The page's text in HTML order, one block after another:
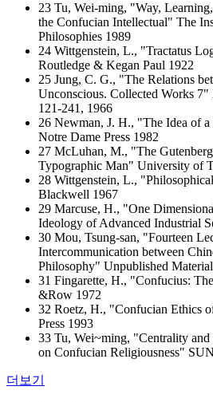
23 Tu, Wei-ming, "Way,
the Confucian Intellectual" The
Philosophies 1989
24 Wittgenstein, L., "Tractatus
Routledge & Kegan Paul 1922
25 Jung, C. G., "The Relations
Unconscious. Collected Works 7"
121-241, 1966
26 Newman, J. H., "The Idea of
Notre Dame Press 1982
27 McLuhan, M., "The
Typographic Man" University of
28 Wittgenstein, L.,
Blackwell 1967
29 Marcuse, H., "One
Ideology of Advanced Industrial
30 Mou, Tsung-san, "Fourteen
Intercommunication between
Philosophy" Unpublished
31 Fingarette, H., "Confucius:
&Row 1972
32 Roetz, H., "Confucian Ethics
Press 1993
33 Tu, Wei~ming, "Centrality
on Confucian Religiousness"
더보기